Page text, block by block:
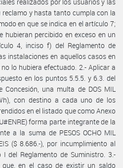
reclamo y hasta tanto cumpla con la
en que se indica en el artículo 7;
hubieran percibido en exceso en un
4, inciso f) del Reglamento de
instalaciones en aquellos casos en
lo hubiera efectuado. 2.- Aplicar a
en los puntos 5.5.5. y 6.3. del
una multa de DOS MIL
con destino a cada uno de los
en el listado que como Anexo
forma parte integrante de la
a la suma de PESOS OCHO MIL
($ 8.686.-), por incumplimiento al
del Reglamento de Suministro. 3.-
que, en el caso de existir un saldo